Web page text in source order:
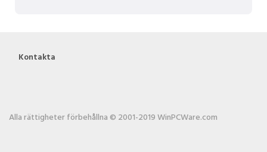
Kontakta
Alla rättigheter förbehållna © 2001-2019 WinPCWare.com